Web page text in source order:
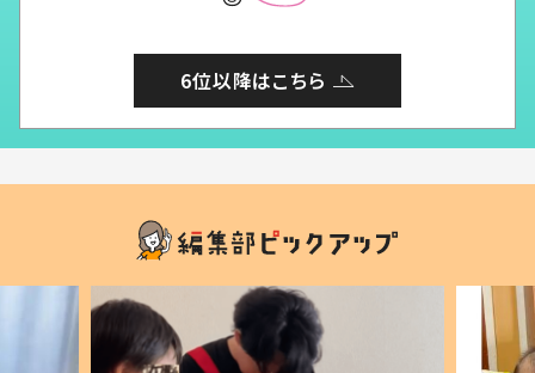
6位以降はこちら